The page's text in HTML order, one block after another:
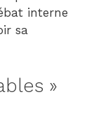
interne
sa
»